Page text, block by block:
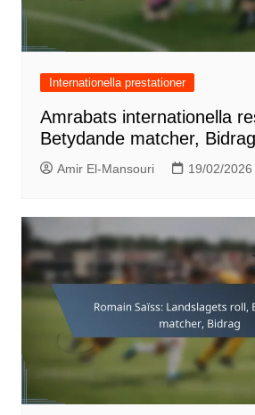
Internationella prestationer
Amrabats internationella
Betydande matcher,
Amir El-Mansouri 19/02/2026